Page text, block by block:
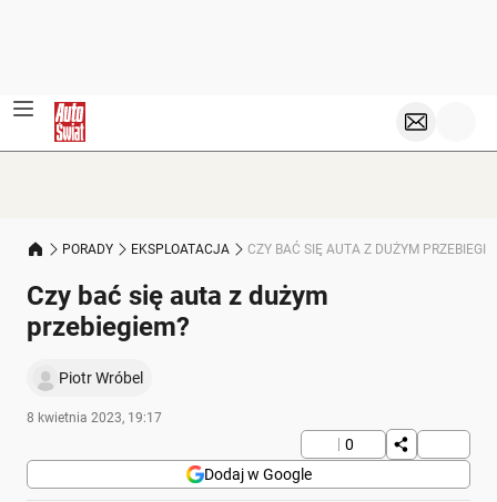
PORADY EKSPLOATACJA CZY BAĆ SIĘ AUTA Z DUŻYM
Czy bać się auta z dużym
przebiegiem?
Piotr Wróbel
8 kwietnia 2023, 19:17
0
Dodaj w Google